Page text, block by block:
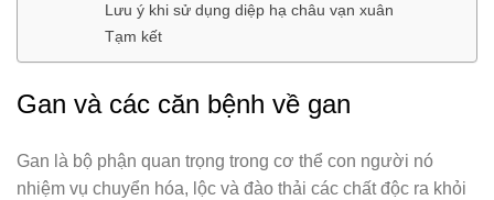
Lưu ý khi sử dụng diệp hạ châu vạn xuân
Tạm kết
Gan và các căn bệnh về gan
Gan là bộ phận quan trọng trong cơ thể con người nó
nhiệm vụ chuyển hóa, lộc và đào thải các chất độc ra khỏi